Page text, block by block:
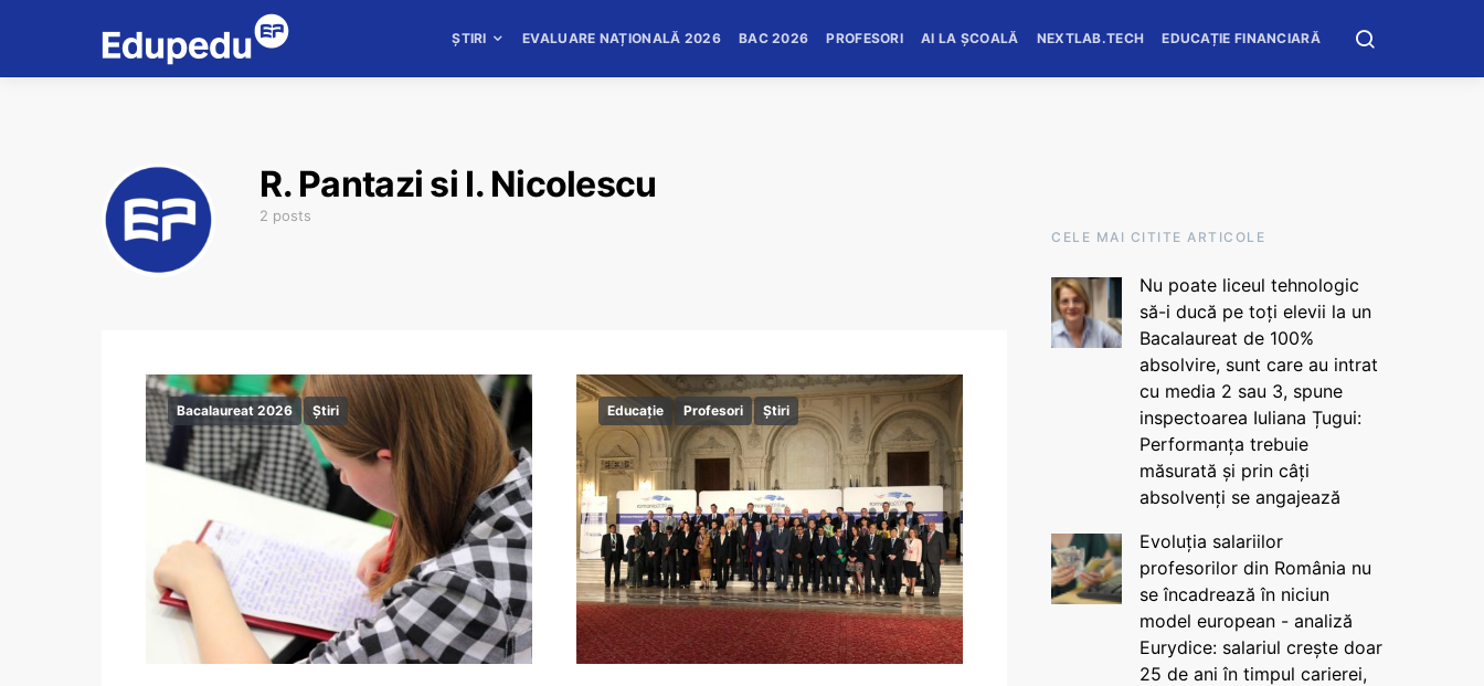
ȘTIRI EVALUARE NAȚIONALĂ 2026 BAC 2026 PROFESORI AI LA ȘCOALĂ NEXTLAB.TECH EDUCAȚIE FINANCIARĂ
R. Pantazi si I. Nicolescu
2 posts
Bacalaureat 2026 Știri Educație Profesori Știri
CELE MAI CITITE ARTICOLE
Nu poate liceul tehnologic
să-i ducă pe toți elevii la un
Bacalaureat de 100%
absolvire, sunt care au intrat
cu media 2 sau 3, spune
inspectoarea Iuliana Țugui:
Performanța trebuie
măsurată și prin câți
absolvenți se angajează
Evoluția salariilor
profesorilor din România nu
se încadrează în niciun
model european - analiză
Eurydice: salariul crește doar
25 de ani în timpul carierei,